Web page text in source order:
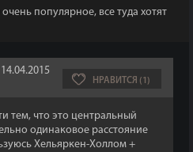
популярное, все туда хотят
НРАВИТСЯ (1)
тем, что это центральный
одинаковое расстояние
Хельяркен-Холлом +